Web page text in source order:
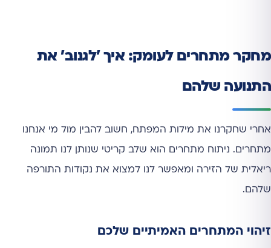
מחקר מתחרים לעומק: איך 'לגנוב' את
התנועה שלהם
אחרי שחקרנו את מילות המפתח, חשוב להבין מול מי אנחנו
מתחרים. ניתוח מתחרים הוא שלב קריטי שנותן לנו תמונה
ריאלית של הזירה ומאפשר לנו למצוא את נקודות התורפה
שלהם.
זיהוי המתחרים האמיתיים שלכם